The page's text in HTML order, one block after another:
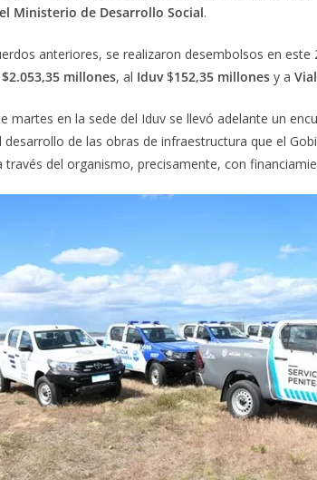
Ministerio de Desarrollo Social.
anteriores, se realizaron desembolsos en este
$2.053,35 millones, al Iduv$152,35 millones y a
martes en la sede del Iduv se llevó adelante un
desarrollo de las obras de infraestructura que el
través del organismo, precisamente, con